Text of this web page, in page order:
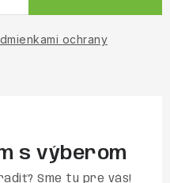
ochrany
s výberom
Sme tu pre vás!